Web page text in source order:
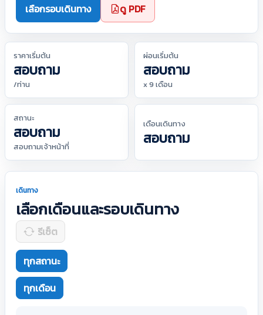
เลือกรอบเดินทาง ดู PDF
ราคาเริ่มต้น
สอบถาม
/ท่าน
ผ่อนเริ่มต้น
สอบถาม
x 9 เดือน
สถานะ
สอบถาม
สอบถามเจ้าหน้าที่
เดือนเดินทาง
สอบถาม
เดินทาง
เลือกเดือนและรอบเดินทาง
รีเซ็ต
ทุกสถานะ
ทุกเดือน